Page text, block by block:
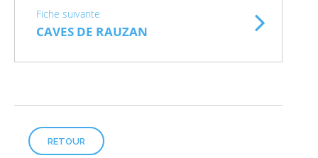
Fiche suivante
CAVES DE RAUZAN
RETOUR